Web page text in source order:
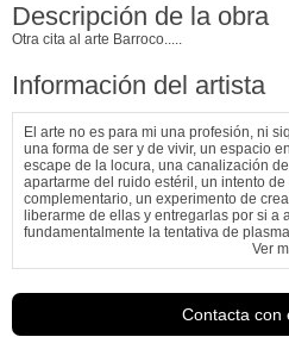
Descripción de la obra
Otra cita al arte Barroco.....
Información del artista
El arte no es para mi una profesión, ni
una forma de ser y de vivir, un espacio
escape de la locura, una canalización
apartarme del ruido estéril, un intento
complementario, un experimento de
liberarme de ellas y entregarlas por si a
fundamentalmente la tentativa de
Ver
Contacta con